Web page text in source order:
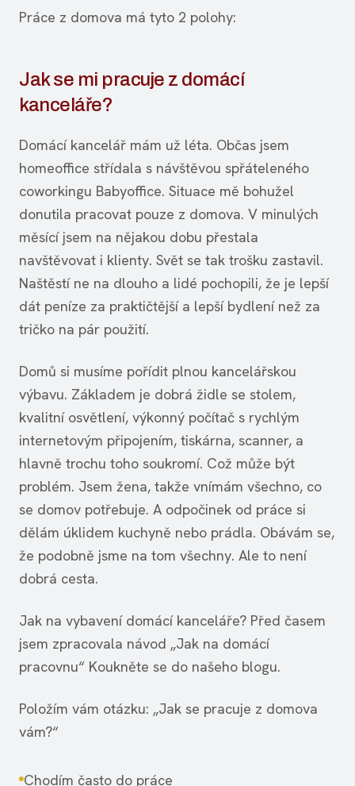
Práce z domova má tyto 2 polohy:
Jak se mi pracuje z domácí
kanceláře?
Domácí kancelář mám už léta. Občas jsem
homeoffice střídala s návštěvou spřáteleného
coworkingu Babyoffice. Situace mě bohužel
donutila pracovat pouze z domova. V minulých
měsící jsem na nějakou dobu přestala
navštěvovat i klienty. Svět se tak trošku zastavil.
Naštěstí ne na dlouho a lidé pochopili, že je lepší
dát peníze za praktičtější a lepší bydlení než za
tričko na pár použití.
Domů si musíme pořídit plnou kancelářskou
výbavu. Základem je dobrá židle se stolem,
kvalitní osvětlení, výkonný počítač s rychlým
internetovým připojením, tiskárna, scanner, a
hlavně trochu toho soukromí. Což může být
problém. Jsem žena, takže vnímám všechno, co
se domov potřebuje. A odpočinek od práce si
dělám úklidem kuchyně nebo prádla. Obávám se,
že podobně jsme na tom všechny. Ale to není
dobrá cesta.
Jak na vybavení domácí kanceláře? Před časem
jsem zpracovala návod „Jak na domácí
pracovnu“ Koukněte se do našeho blogu.
Položím vám otázku: „Jak se pracuje z domova
vám?“
Chodím často do práce